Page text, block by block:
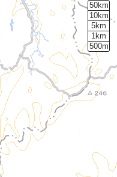
50km
10km
5km
1km
500m